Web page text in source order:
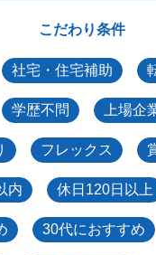
こだわり条件
社宅・住宅補助
学歴不問 上場企
フレックス
内 休日120日以上
30代におすすめ